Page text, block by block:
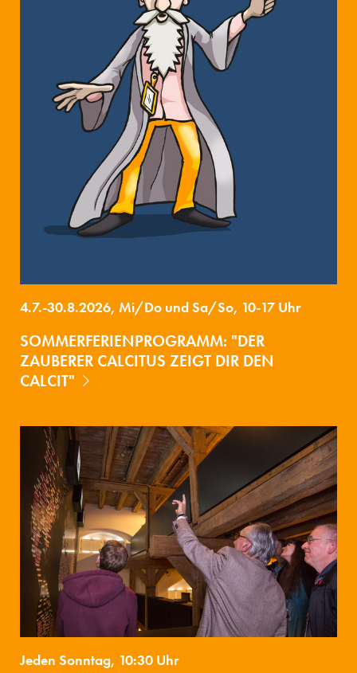
4.7.-30.8.2026, Mi/Do und Sa/So, 10-17 Uhr
SOMMERFERIENPROGRAMM: "DER
ZAUBERER CALCITUS ZEIGT DIR DEN
CALCIT"
Jeden Sonntag, 10:30 Uhr